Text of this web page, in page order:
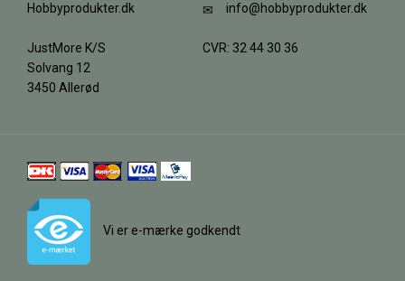
Hobbyprodukter.dk
JustMore K/S
Solvang 12
3450 Allerød
info@hobbyprodukter.dk
CVR: 32 44 30 36
Vi er e-mærke godkendt